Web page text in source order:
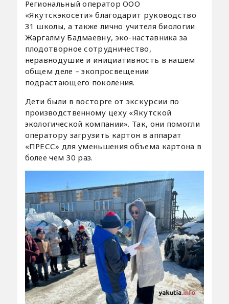
Региональный оператор ООО
«Якутскэкосети» благодарит руководство
31 школы, а также лично учителя биологии
Жаргалму Бадмаевну, эко-наставника за
плодотворное сотрудничество,
неравнодушие и инициативность в нашем
общем деле – экопросвещении
подрастающего поколения.
Дети были в восторге от экскурсии по
производственному цеху «Якутской
экологической компании». Так, они помогли
оператору загрузить картон в аппарат
«ПРЕСС» для уменьшения объема картона в
более чем 30 раз.